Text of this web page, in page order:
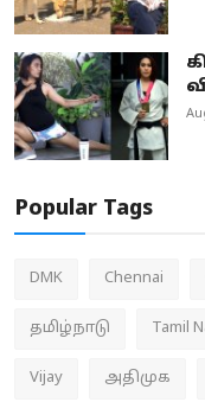
Popular Tags
DMK Chennai
தமிழ்நாடு Tamil
Vijay அதிமுக